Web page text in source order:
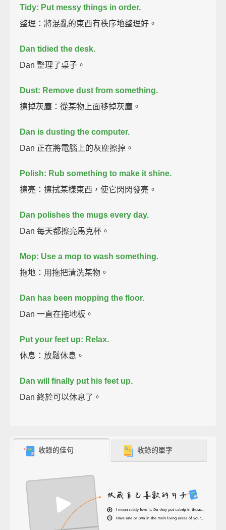
Tidy: Put messy things in order.
整理：將混亂的東西有秩序地整理好。
Dan tidied the desk.
Dan 整理了桌子。
Dust: Remove dust from something.
擦掉灰塵：從某物上面移掉灰塵。
Dan is dusting the computer.
Dan 正在將電腦上的灰塵擦掉。
Polish: Rub something to make it shine.
擦亮：擦拭某樣東西，使它閃閃發亮。
Dan polishes the mugs every day.
Dan 每天都擦亮馬克杯。
Mop: Use a mop to wash something.
拖地：用拖把清洗某物。
Dan has been mopping the floor.
Dan 一直在拖地板。
Put your feet up: Relax.
休息：放鬆休息。
Dan will finally put his feet up.
Dan 終於可以休息了。
收錄的佳句 收錄的單字